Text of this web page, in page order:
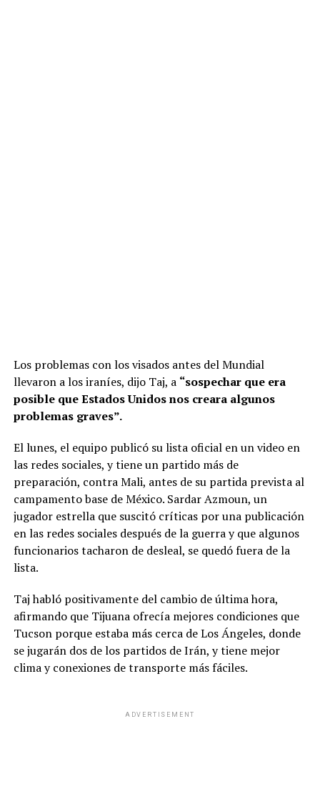
Los problemas con los visados antes del Mundial
llevaron a los iraníes, dijo Taj, a “sospechar que era
posible que Estados Unidos nos creara algunos
problemas graves”.
El lunes, el equipo publicó su lista oficial en un video en
las redes sociales, y tiene un partido más de
preparación, contra Mali, antes de su partida prevista al
campamento base de México. Sardar Azmoun, un
jugador estrella que suscitó críticas por una publicación
en las redes sociales después de la guerra y que algunos
funcionarios tacharon de desleal, se quedó fuera de la
lista.
Taj habló positivamente del cambio de última hora,
afirmando que Tijuana ofrecía mejores condiciones que
Tucson porque estaba más cerca de Los Ángeles, donde
se jugarán dos de los partidos de Irán, y tiene mejor
clima y conexiones de transporte más fáciles.
ADVERTISEMENT